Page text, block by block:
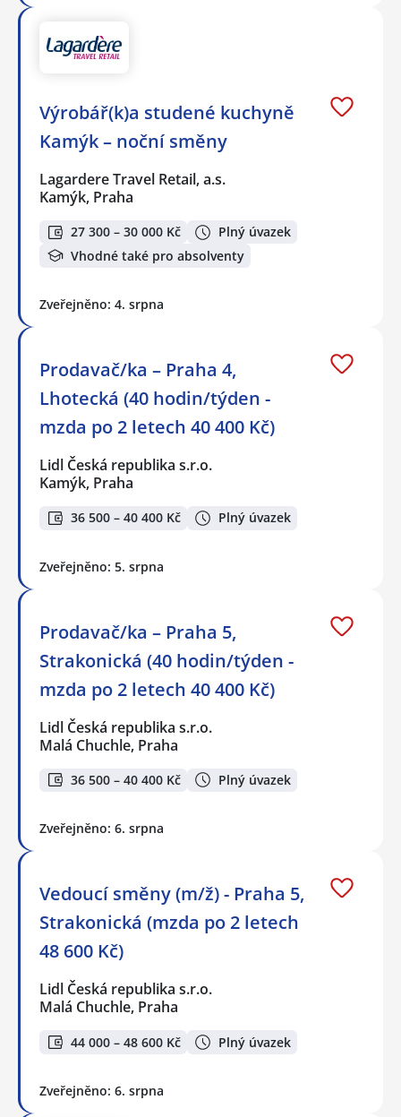
Výrobář(k)a studené kuchyně
Kamýk – noční směny
Lagardere Travel Retail, a.s.
Kamýk, Praha
27 300 – 30 000 Kč
Plný úvazek
Vhodné také pro absolventy
Zveřejněno: 4. srpna
Prodavač/ka – Praha 4,
Lhotecká (40 hodin/týden -
mzda po 2 letech 40 400 Kč)
Lidl Česká republika s.r.o.
Kamýk, Praha
36 500 – 40 400 Kč Plný úvazek
Zveřejněno: 5. srpna
Prodavač/ka – Praha 5,
Strakonická (40 hodin/týden -
mzda po 2 letech 40 400 Kč)
Lidl Česká republika s.r.o.
Malá Chuchle, Praha
36 500 – 40 400 Kč Plný úvazek
Zveřejněno: 6. srpna
Vedoucí směny (m/ž) - Praha 5,
Strakonická (mzda po 2 letech
48 600 Kč)
Lidl Česká republika s.r.o.
Malá Chuchle, Praha
44 000 – 48 600 Kč Plný úvazek
Zveřejněno: 6. srpna